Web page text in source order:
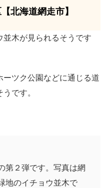
北海道網走市】
木が見られるそうです
ツク公園などに通じる道
です。
第２弾です。写真は網
地のイチョウ並木で